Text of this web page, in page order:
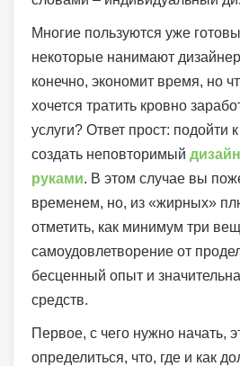
Многие пользуются уже
некоторые нанимают
конечно, экономит время, но
хочется тратить кровно
услуги? Ответ прост: подойти
создать неповторимый
руками. В этом случае вы
временем, но, из «жирных»
отметить, как минимум три
самоудовлетворение от
бесценный опыт и
средств.
Первое, с чего нужно начать,
определиться, что, где и как